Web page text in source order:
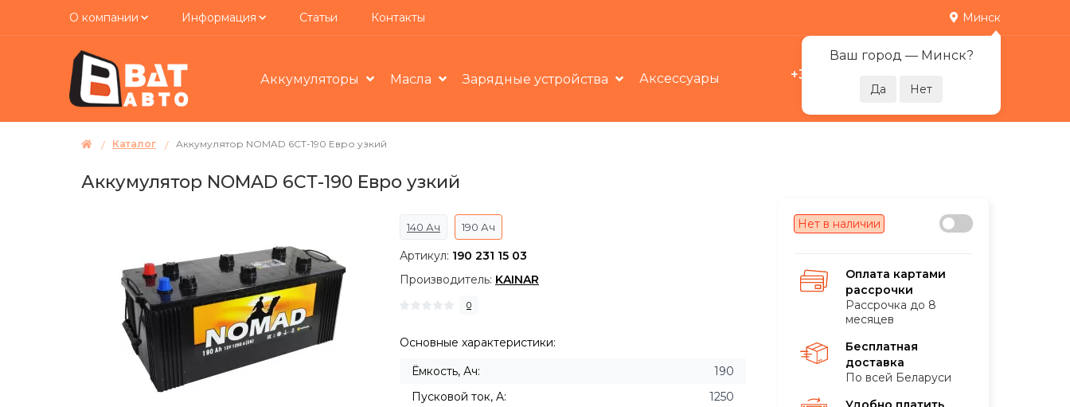
О компании Информация Статьи Контакты Минск
Ваш город — Минск?
Аккумуляторы
Масла Зарядные устройства Аксессуары +375 29 378-07-17
Пн-Пт 09:00-21:00
Каталог Аккумулятор NOMAD 6СТ-190 Евро узкий
Аккумулятор NOMAD 6СТ-190 Евро узкий
140 Ач 190 Ач
Артикул: 190 231 15 03
Производитель: KAINAR
0
Основные характеристики:
Ёмкость, Ач:
190
Пусковой ток, A:
1250
Нет в наличии
Оплата картами
рассрочки
Рассрочка до 8
месяцев
Бесплатная
доставка
По всей Беларуси